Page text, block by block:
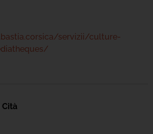
servizii/culture-
Cità